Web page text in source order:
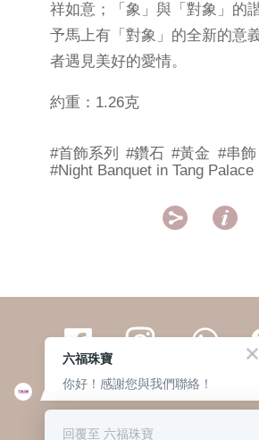
祥如意；「象」與「對象」的
予馬上有「對象」的全新的意
者遇見美好的愛情。
約重：1.26克
#首飾系列 #鑽石 #黃金 #串飾
#Night Banquet in Tang
 
繁體 | 簡体
© 六福集團 版權所有 不得轉載 私
六福珠寶
你好！感謝您與我們聯絡！
回覆至 六福珠寶